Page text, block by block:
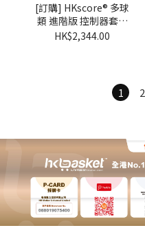
[訂購] HKscore® 多球
類 進階版 控制器套裝
CDS-CA [香港正貨及保HK$2,344.00
1 2